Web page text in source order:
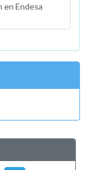
en Endesa